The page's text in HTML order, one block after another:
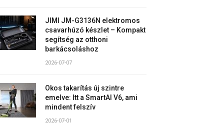
JIMI JM-G3136N elektromos
csavarhúzó készlet – Kompakt
segítség az otthoni
barkácsoláshoz
2026-07-07
Okos takarítás új szintre
emelve: Itt a SmartAI V6, ami
mindent felszív
2026-07-01